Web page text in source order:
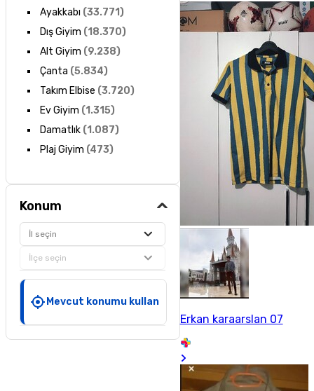
Ayakkabı (33.771)
Dış Giyim (18.370)
Alt Giyim (9.238)
Çanta (5.834)
Takım Elbise (3.720)
Ev Giyim (1.315)
Damatlık(1.087)
Plaj Giyim (473)
Konum
İl seçin
İlçe seçin
Mevcut konumu kullan
Erkan karaarslan 07